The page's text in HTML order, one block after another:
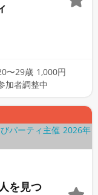
〜29歳 1,000円
加者調整中
を見つ